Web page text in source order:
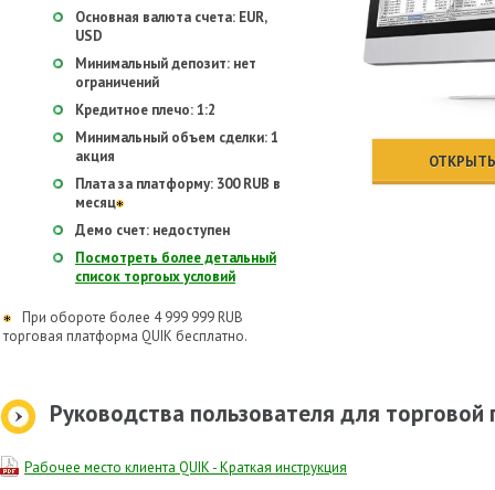
Основная валюта счета: EUR,
USD
Минимальный депозит: нет
ограничений
Кредитное плечо: 1:2
Минимальный объем сделки: 1
акция
Плата за платформу: 300 RUB в
месяц
Демо счет: недоступен
Посмотреть более детальный
список торгоых условий
При обороте более 4 999 999 RUB
торговая платформа QUIK бесплатно.
Руководства пользователя для
Рабочее место клиента QUIK - Краткая инструкция